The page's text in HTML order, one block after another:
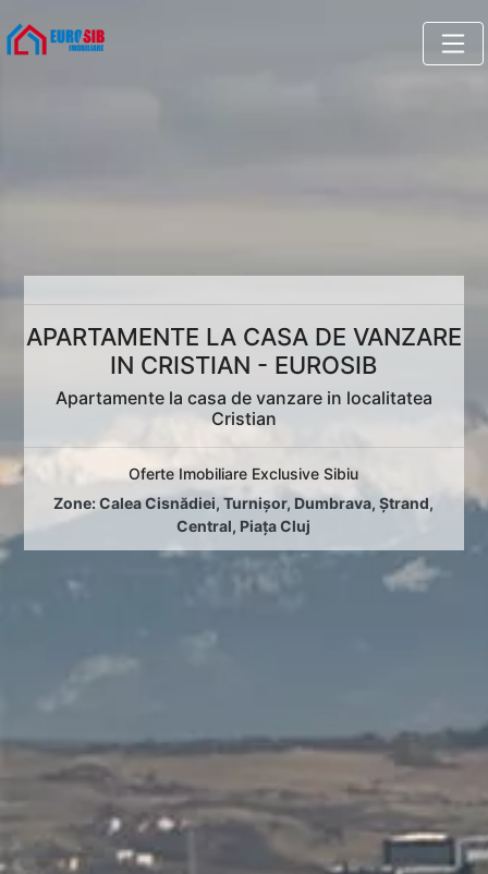
APARTAMENTE LA CASA DE VANZARE
IN CRISTIAN - EUROSIB
Apartamente la casa de vanzare in localitatea
Cristian
Oferte Imobiliare Exclusive Sibiu
Zone:Calea Cisnădiei,Turnișor, Dumbrava,Ștrand,
Central, Piața Cluj